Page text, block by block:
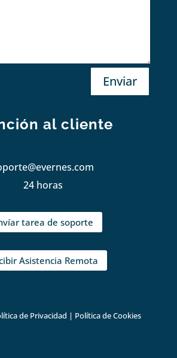
Enviar
al cliente
24 horas
tarea de soporte
Asistencia Remota
de Privacidad | Política de Cookies